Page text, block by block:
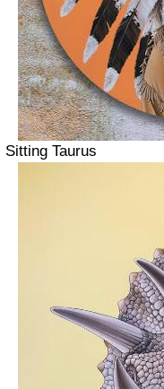
Sitting Taurus